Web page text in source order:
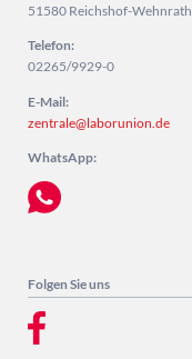
51580 Reichshof-Wehnrath
Telefon:
02265/9929-0
E-Mail:
zentrale@laborunion.de
WhatsApp:
Folgen Sie uns